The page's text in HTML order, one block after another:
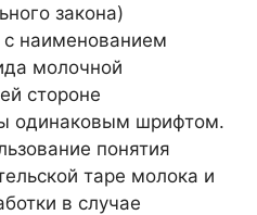
закона)
наименованием
молочной
стороне
одинаковым шрифтом.
понятия
таре молока и
в случае